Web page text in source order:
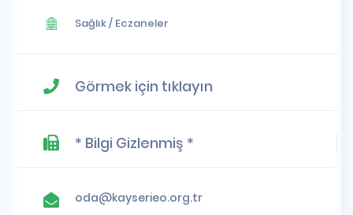
Sağlık/ Eczaneler
Görmek için tıklayın
* Bilgi Gizlenmiş *
oda@kayserieo.org.tr